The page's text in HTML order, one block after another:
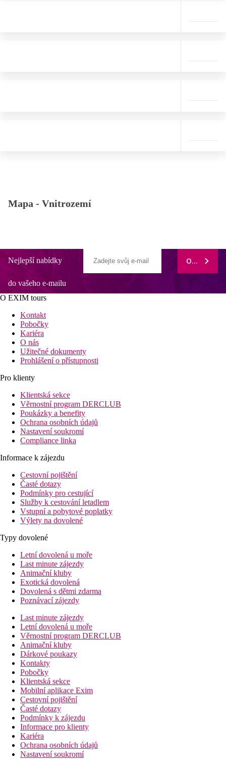
Mapa - Vnitrozemí
Nejlepší nabídky
do vašeho e-mailu
ODEBÍRAT
O EXIM tours
Kontakt
Pobočky
Kariéra
O nás
Užitečné dokumenty
Prohlášení o přístupnosti
Pro klienty
Klientská sekce
Věrnostní program DERCLUB
Poukázky a benefity
Ochrana osobních údajů
Nastavení soukromí
Compliance linka
Informace k zájezdu
Cestovní pojištění
Časté dotazy
Podmínky pro cestující
Služby k cestování letadlem
Vstupní a pobytové poplatky
Výlety na dovolené
Typy dovolené
Letní dovolená u moře
Last minute zájezdy
Animační kluby
Exotická dovolená
Dovolená s dětmi zdarma
Poznávací zájezdy
Last minute zájezdy
Letní dovolená u moře
Věrnostní program DERCLUB
Animační kluby
Dárkové poukazy
Kontakty
Pobočky
Klientská sekce
Mobilní aplikace Exim
Cestovní pojištění
Časté dotazy
Podmínky k zájezdu
Informace pro klienty
Kariéra
Ochrana osobních údajů
Nastavení soukromí